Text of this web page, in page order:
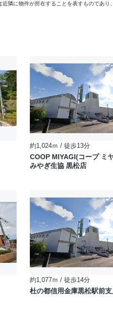
隣に物件が所在することを表すものであり
約1,024ｍ / 徒歩13分
COOP MIYAGI(コープ ミ
みやぎ生協 黒松店
約1,077ｍ / 徒歩14分
杜の都信用金庫黒松駅前